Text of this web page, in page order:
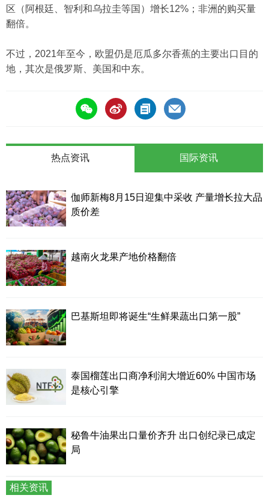
区（阿根廷、智利和乌拉圭等国）增长12%；非洲的购买量
翻倍。
不过，2021年至今，欧盟仍是厄瓜多尔香蕉的主要出口目的
地，其次是俄罗斯、美国和中东。
热点资讯
伽师新梅8月15日迎集中采收 产量增长拉大品
质价差
越南火龙果产地价格翻倍
巴基斯坦即将诞生“生鲜果蔬出口第一股”
泰国榴莲出口商净利润大增近60% 中国市场
是核心引擎
秘鲁牛油果出口量价齐升 出口创纪录已成定
局
国际资讯
相关资讯